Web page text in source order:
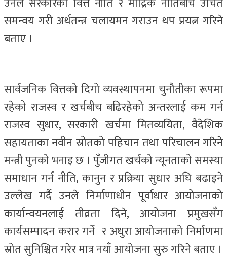
समन्वय गरी अर्थतन्त्र चलायमन गराउन थप प्रयत्न गरिने
बताए ।
सार्वजनिक वित्तको दिगो व्यवस्थापनमा चुनौतीका रूपमा
रहेको राजस्व र खर्चबीच बढिरहेको अन्तरलाई कम गर्न
राजस्व सुधार, सरकारी खर्चमा मितव्ययिता, वैदेशिक
सहायताका नवीन स्रोतको पहिचान तथा परिचालन गरिने
मन्त्री पुनको भनाइ छ । पुँजीगत खर्चको न्यूनताको समस्या
समाधान गर्न नीति, कानुन र प्रक्रिया सुधार अघि बढाइने
उल्लेख गर्दै उनले निर्माणाधीन पूर्वाधार आयोजनाको
कार्यान्वयनलाई तीव्रता दिने, आयोजना प्रमुखसँग
कार्यसम्पादन करार गर्ने र अधुरा आयोजनाको निर्माणमा
स्रोत सुनिश्चित गरेर मात्र नयाँ आयोजना सुरु गरिने बताए ।